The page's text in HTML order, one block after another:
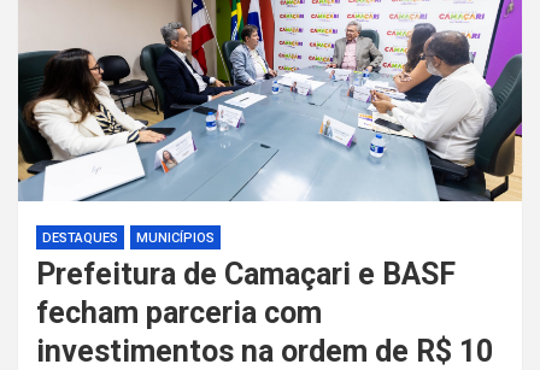
DESTAQUES MUNICÍPIOS
Prefeitura de Camaçari e BASF
fecham parceria com
investimentos na ordem de R$ 10